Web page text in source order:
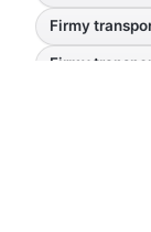
Firmy
Firmy